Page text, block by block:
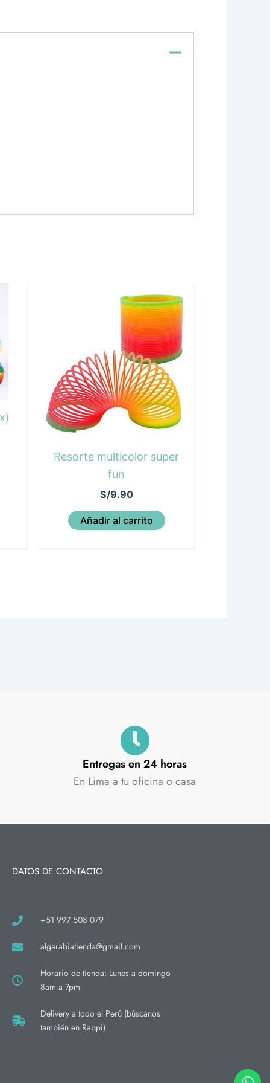
Resorte multicolor super
fun
S/9.90
Añadir al carrito
Entregas en 24 horas
En Lima a tu oficina o casa
DATOS DE CONTACTO
+51 997 508 079
algarabiatienda@gmail.com
Horario de tienda: Lunes a domingo
8am a 7pm
Delivery a todo el Perú (búscanos
también en Rappi)